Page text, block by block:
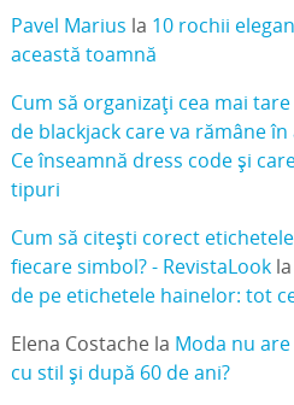
Pavel Marius la 10 rochii
această toamnă
Cum să organizați cea mai
de blackjack care va rămâne
Ce înseamnă dress code și
tipuri
Cum să citești corect
fiecare simbol? - RevistaLookla
de pe etichetele hainelor: tot
Elena Costachela Moda nu
cu stil și după 60 de ani?